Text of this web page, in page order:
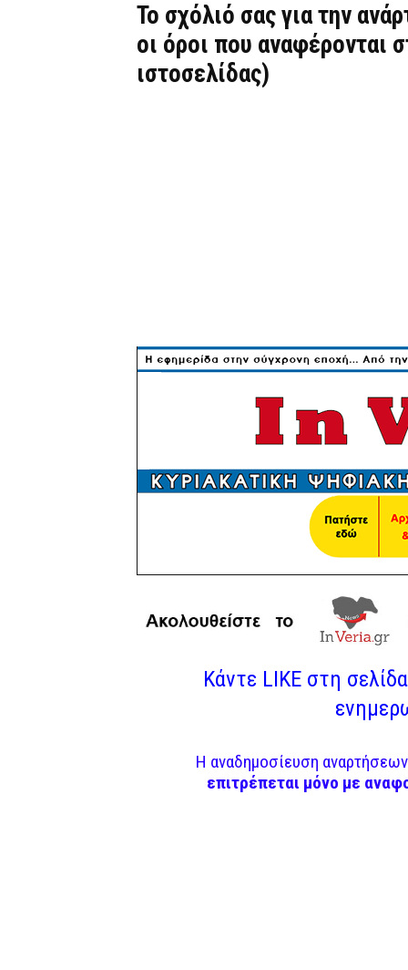
Το σχόλιό σας για την
οι όροι που αναφέρονται
ιστοσελίδας)
Κάντε LIKE στη
Η αναδημοσίευση
επιτρέπεται μόνο με